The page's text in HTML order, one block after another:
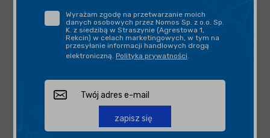
Wyrażam zgodę na przetwarzanie moich
danych osobowych przez Nomos Sp. z o.o. Sp.
K. z siedzibą w Straszynie (Agrestowa 1,
Rekcin) w celach marketingowych, w tym na
przesyłanie informacji handlowych drogą
elektroniczną. Polityka prywatności.
zapisz się